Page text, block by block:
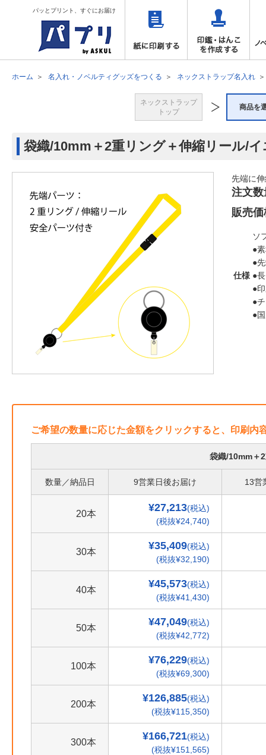
パッとプリント、すぐにお届け
ホーム 名入れ・ノベルティグッズをつくる ネックストラップ名入れ
ネックストラップ
トップ
商品を
袋織/10mm＋2重リング＋伸縮リール/
先端に
注文数
販売価
仕様
ソ
●
●
●
●
●
●
ご希望の数量に応じた金額をクリックすると、印刷内
袋織/10mm＋
数量／納品日 9営業日後お届け 13営
20本
¥27,213(税込)
(税抜¥24,740)
30本
¥35,409(税込)
(税抜¥32,190)
40本
¥45,573(税込)
(税抜¥41,430)
50本
¥47,049(税込)
(税抜¥42,772)
100本
¥76,229(税込)
(税抜¥69,300)
200本
¥126,885(税込)
(税抜¥115,350)
300本
¥166,721(税込)
(税抜¥151,565)